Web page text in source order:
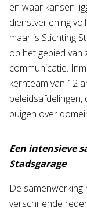
en waar kansen
dienstverlening
maar is Stichting
op het gebied van
communicatie.
kernteam van 12
beleidsafdelingen,
buigen over
Een intensieve
Stadsgarage
De samenwerking
verschillende